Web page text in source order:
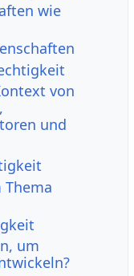
wie
von
und
um